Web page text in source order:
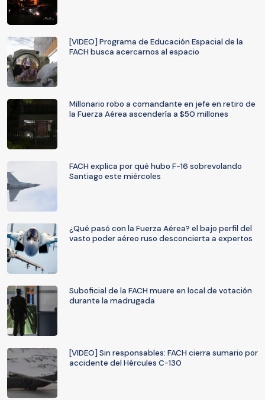
[VIDEO] Programa de Educación Espacial de la
FACH busca acercarnos al espacio
Millonario robo a comandante en jefe en retiro de
la Fuerza Aérea ascendería a $50 millones
FACH explica por qué hubo F-16 sobrevolando
Santiago este miércoles
¿Qué pasó con la Fuerza Aérea? el bajo perfil del
vasto poder aéreo ruso desconcierta a expertos
Suboficial de la FACH muere en local de votación
durante la madrugada
[VIDEO] Sin responsables: FACH cierra sumario por
accidente del Hércules C-130